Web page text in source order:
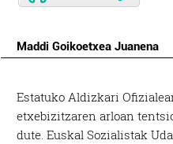
Maddi Goikoetxea Juanena
Estatuko Aldizkari
etxebizitzaren arloan
dute. Euskal Sozialistak